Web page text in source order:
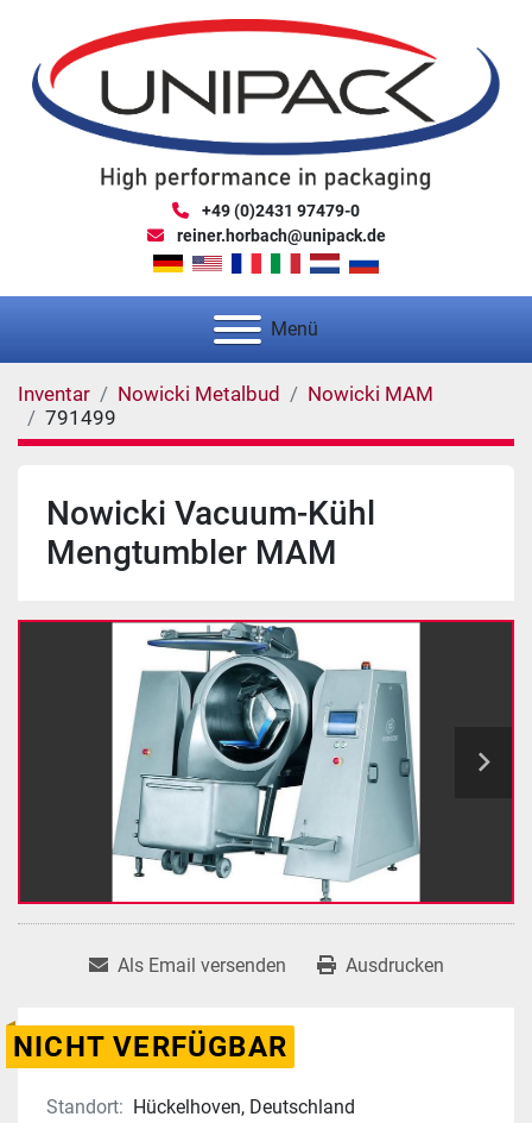
+49 (0)2431 97479-0
reiner.horbach@unipack.de
Menü
Inventar Nowicki Metalbud
Nowicki MAM
791499
Nowicki Vacuum-Kühl
Mengtumbler MAM
Als Email versenden Ausdrucken
NICHT VERFÜGBAR
Standort: Hückelhoven, Deutschland